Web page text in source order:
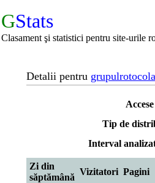
GStats
Clasament şi statistici pentru site-urile
Detalii pentru
Tip de
Interval
Zi din
săptămână
Vizitatori Pagini